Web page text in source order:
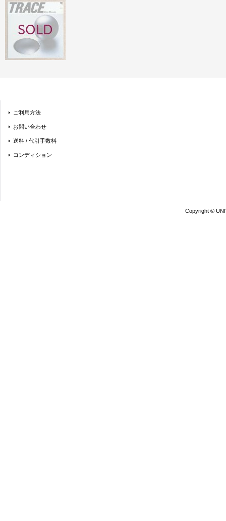
ご利用方法
お問い合わせ
送料 / 代引手数料
コンディション
Copyright ©